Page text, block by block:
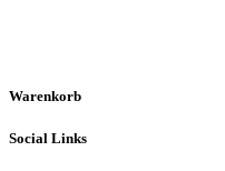
Warenkorb
Social Links